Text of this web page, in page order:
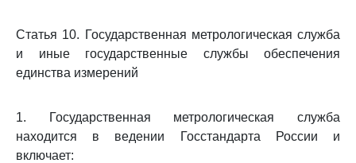
Статья 10. Государственная метрологическая служба
и иные государственные службы обеспечения
единства измерений
1. Государственная метрологическая служба
находится в ведении Госстандарта России и
включает: